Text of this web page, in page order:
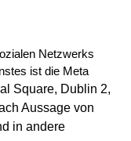
Netzwerks
ist die Meta
Square, Dublin 2,
Aussage von
in andere